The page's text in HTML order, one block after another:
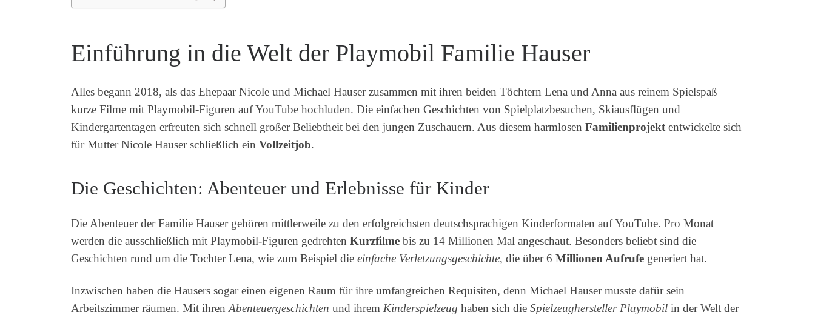
Einführung in die Welt der Playmobil Familie Hauser
Alles begann 2018, als das Ehepaar Nicole und Michael Hauser zusammen mit ihren beiden Töchtern Lena und Anna aus reinem Spielspaß
kurze Filme mit Playmobil-Figuren auf YouTube hochluden. Die einfachen Geschichten von Spielplatzbesuchen, Skiausflügen und
Kindergartentagen erfreuten sich schnell großer Beliebtheit bei den jungen Zuschauern. Aus diesem harmlosen Familienprojekt entwickelte sich
für Mutter Nicole Hauser schließlich ein Vollzeitjob.
Die Geschichten: Abenteuer und Erlebnisse für Kinder
Die Abenteuer der Familie Hauser gehören mittlerweile zu den erfolgreichsten deutschsprachigen Kinderformaten auf YouTube. Pro Monat
werden die ausschließlich mit Playmobil-Figuren gedrehten Kurzfilme bis zu 14 Millionen Mal angeschaut. Besonders beliebt sind die
Geschichten rund um die Tochter Lena, wie zum Beispiel die einfache Verletzungsgeschichte, die über 6 Millionen Aufrufe generiert hat.
Inzwischen haben die Hausers sogar einen eigenen Raum für ihre umfangreichen Requisiten, denn Michael Hauser musste dafür sein
Arbeitszimmer räumen. Mit ihren Abenteuergeschichten und ihrem Kinderspielzeug haben sich die Spielzeughersteller Playmobil in der Welt der